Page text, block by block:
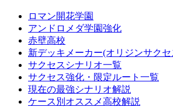
ロマン開花学園
アンドロメダ学園強化
赤壁高校
新デッキメーカー(オリジンサク
サクセスシナリオ一覧
サクセス強化・限定ルート一覧
現在の最強シナリオ解説
ケース別オススメ高校解説